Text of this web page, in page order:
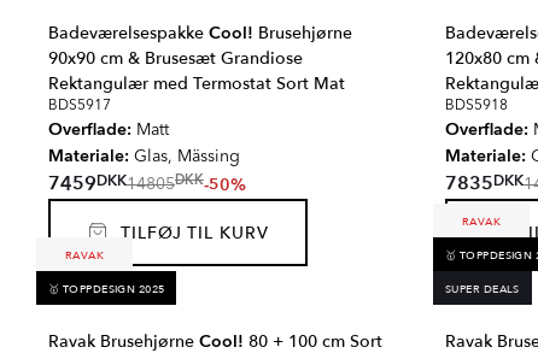
Badeværelsespakke Cool! Brusehjørne
90x90 cm & Brusesæt Grandiose
Rektangulær med Termostat Sort Mat
BDS5917
Overflade: Matt
Materiale: Glas, Mässing
7459DKK14805DKK-50%
TILFØJ TIL KURV
120x80 cm
BDS5918
Overflade:
Materiale:
7835DKK
RAVAK
🥇 TOPPDESIGN 2025
Ravak Brusehjørne Cool! 80 + 100 cm Sort
RAVAK
🥇 TOPPDESIGN
SUPER DEALS
Ravak